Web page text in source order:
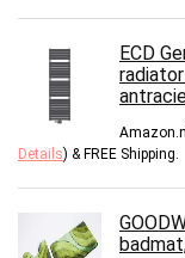
ECD
Details) & FREE Shipping.